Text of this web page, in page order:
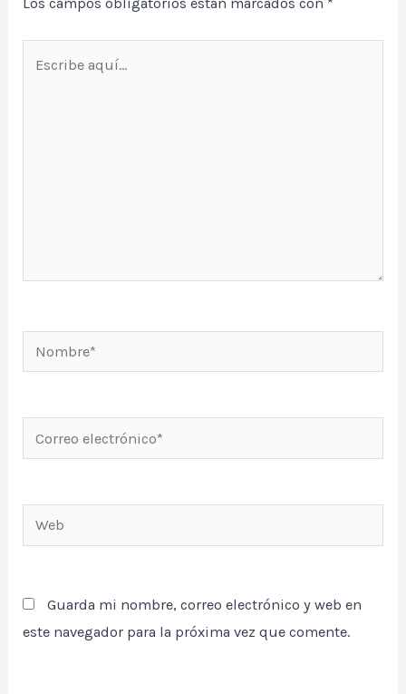
Nombre*
electrónico*
Web
Guarda mi nombre, correo electrónico y web en
este navegador para la próxima vez que comente.